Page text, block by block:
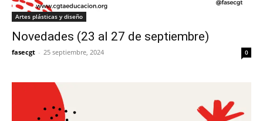
Artes plásticas y diseño
Novedades (23 al 27 de septiembre)
fasecgt - 25 septiembre, 2024 0